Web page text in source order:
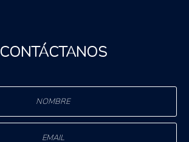
CONTÁCTANOS